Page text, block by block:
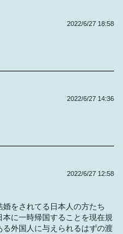
2022/6/27 18:58
2022/6/27 14:36
をされてる日本人の方たち
に一時帰国することを現在規
外国人に与えられるはずの渡
2022/6/27 12:58